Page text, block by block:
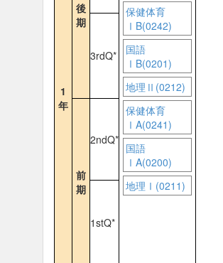
1
年
後
期
保健体育
ⅠB(0242)
国語
ⅠB(0201)
地理Ⅱ(0212)
保健体育
ⅠA(0241)
国語
ⅠA(0200)
地理Ⅰ(0211)
3rdQ*
前
期
2ndQ*
1stQ*